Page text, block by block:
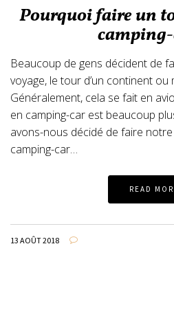
Pourquoi faire un
Beaucoup de gens décident de
voyage, le tour d’un continent
Généralement, cela se fait en
en camping-car est beaucoup
avons-nous décidé de faire notre
camping-car…
READ
13 AOÛT 2018